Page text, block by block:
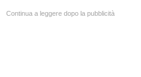
Continua a leggere dopo la pubblicità